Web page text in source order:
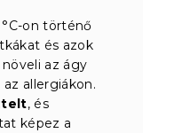
on történő
és azok
az ágy
allergiákon.
, és
képez a